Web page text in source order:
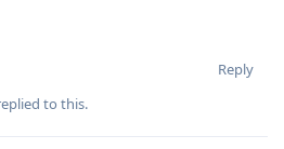
Reply
to this.